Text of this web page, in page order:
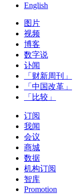
English
图片
视频
博客
数字说
讣闻
「财新周刊」
「中国改革」
「比较」
订阅
我闻
会议
商城
数据
机构订阅
智库
Promotion